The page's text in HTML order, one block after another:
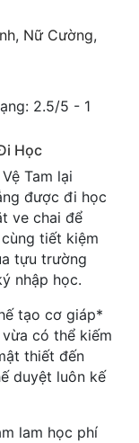
, Nữ Cường,
2.5/5 - 1
Học
Tam lại
được đi học
ve chai để
tiết kiệm
tựu trường
nhập học.
tạo cơ giáp*
có thể kiếm
thiết đến
duyệt luôn kế
lam học phí